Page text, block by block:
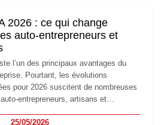
2026 : ce qui change
auto-entrepreneurs et
l’un des principaux avantages du
Pourtant, les évolutions
pour 2026 suscitent de nombreuses
entrepreneurs, artisans et
bascule vers la TVA : les règles
25/05/2026